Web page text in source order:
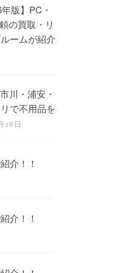
版】PC・
の買取・リ
ームが紹介
川・浦安・
で不用品を
28日
介！！
介！！